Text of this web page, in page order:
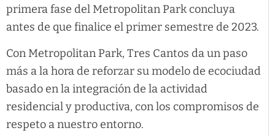
primera fase del Metropolitan Park concluya
antes de que finalice el primer semestre de 2023.
Con Metropolitan Park, Tres Cantos da un paso
más a la hora de reforzar su modelo de ecociudad
basado en la integración de la actividad
residencial y productiva, con los compromisos de
respeto a nuestro entorno.